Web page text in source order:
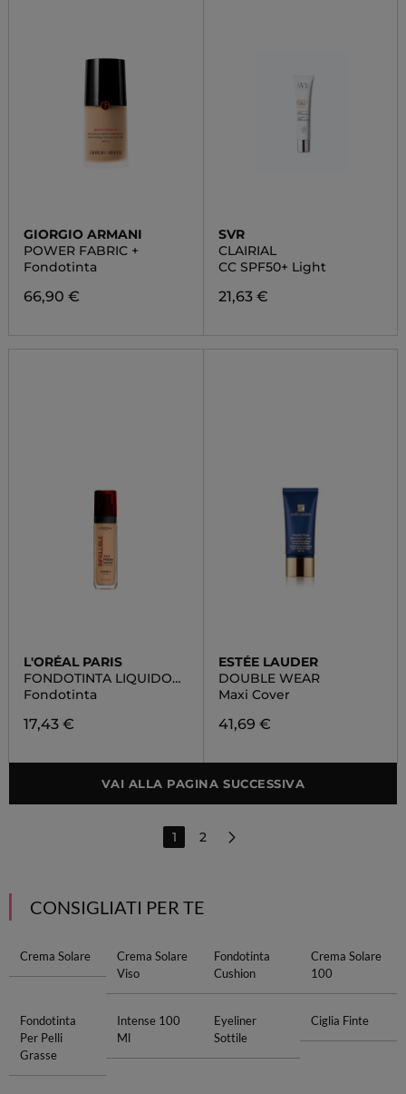
GIORGIO ARMANI
POWER FABRIC +
Fondotinta
66,90 €
SVR
CLAIRIAL
CC SPF50+ Light
21,63 €
L'ORÉAL PARIS
FONDOTINTA LIQUIDO
INFAILLIBLE 32H FRESH
WEAR
Fondotinta
17,43 €
ESTÉE LAUDER
DOUBLE WEAR
Maxi Cover
41,69 €
VAI ALLA PAGINA SUCCESSIVA
1 2
CONSIGLIATI PER TE
Crema Solare
Crema Solare
Viso
Fondotinta
Cushion
Crema Solare
100
Fondotinta
Per Pelli
Grasse
Intense 100
Ml
Eyeliner
Sottile
Ciglia Finte